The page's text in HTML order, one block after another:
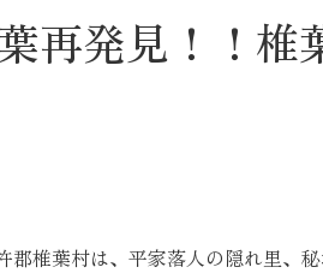
葉再発見！！
郡椎葉村は、平家落人の隠れ里、